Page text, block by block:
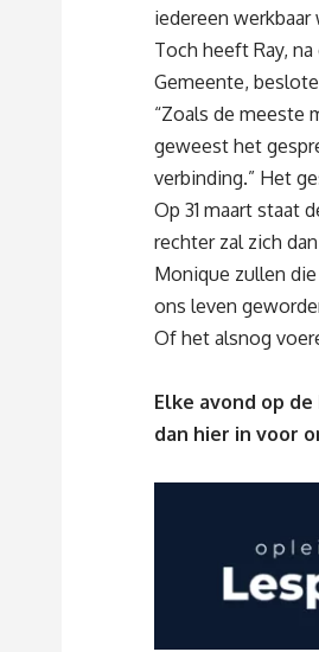
iedereen werkbaar
Toch heeft Ray,
Gemeente,
“Zoals de meeste
geweest het
verbinding.” Het
Op 31 maart staat
rechter zal zich
Monique zullen
ons leven
Of het alsnog
Elke avond op
dan hier in voor